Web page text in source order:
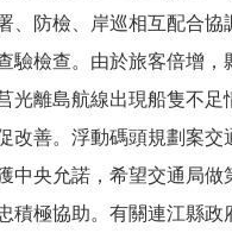
、防檢、岸巡相互配合協
驗檢查。由於旅客倍增，
光離島航線出現船隻不足
改善。浮動碼頭規劃案交
中央允諾，希望交通局做
積極協助。有關連江縣政